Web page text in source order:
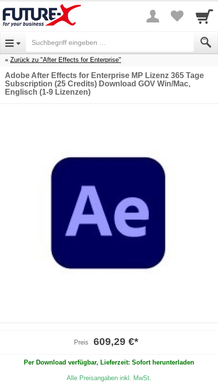
Zurück zu "After Effects for Enterprise"
Adobe After Effects for Enterprise MP Lizenz 365 Tage
Subscription (25 Credits) Download GOV Win/Mac,
Englisch (1-9 Lizenzen)
Preis 609,29 €*
Per Download verfügbar, Lieferzeit: Sofort herunterladen
Alle Preisangaben inkl. MwSt.